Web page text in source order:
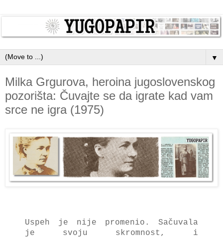
▼
Milka Grgurova, heroina jugoslovenskog
pozorišta: Čuvajte se da igrate kad vam
srce ne igra (1975)
Uspeh je nije promenio. Sačuvala
je svoju skromnost, i